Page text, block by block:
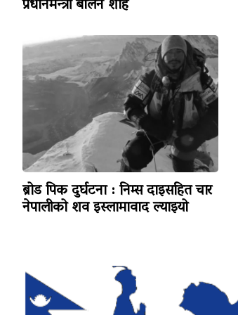
प्रधानमन्त्री बालेन शाह
ब्रोड पिक दुर्घटना : निम्स दाइसहित चार
नेपालीको शव इस्लामावाद ल्याइयो